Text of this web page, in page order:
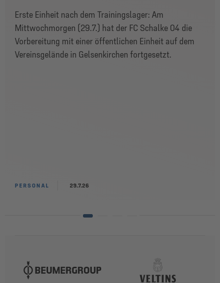
Erste Einheit nach dem Trainingslager: Am
Mittwochmorgen (29.7.) hat der FC Schalke 04 die
Vorbereitung mit einer öffentlichen Einheit auf dem
Vereinsgelände in Gelsenkirchen fortgesetzt.
PERSONAL 29.7.26